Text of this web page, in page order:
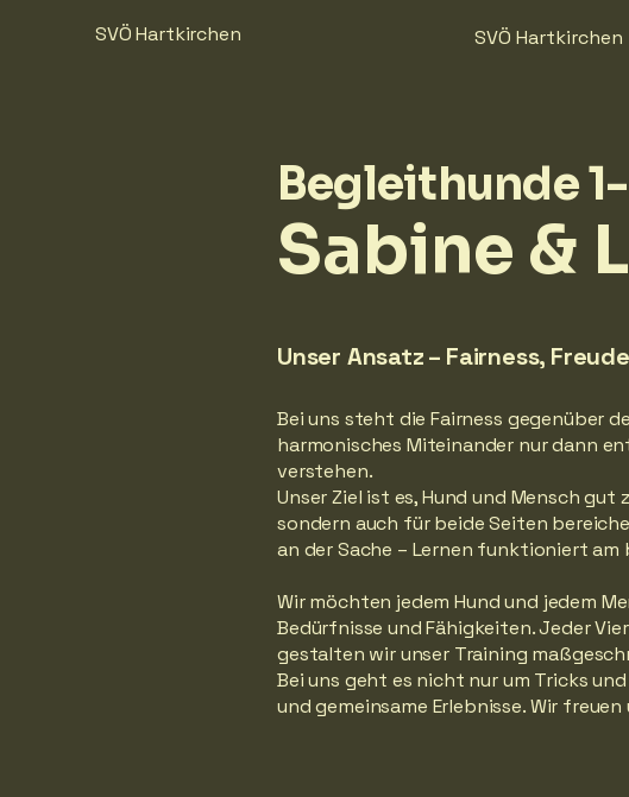
SVÖ Hartkirchen SVÖ Hartkirchen
Begleithunde
Sabine &
Unser Ansatz – Fairness,
Bei uns steht die Fairness gegenüber
harmonisches Miteinander nur dann
verstehen.
Unser Ziel ist es, Hund und Mensch
sondern auch für beide Seiten
an der Sache – Lernen funktioniert
Wir möchten jedem Hund und jedem
Bedürfnisse und Fähigkeiten. Jeder
gestalten wir unser Training
Bei uns geht es nicht nur um Tricks
und gemeinsame Erlebnisse. Wir